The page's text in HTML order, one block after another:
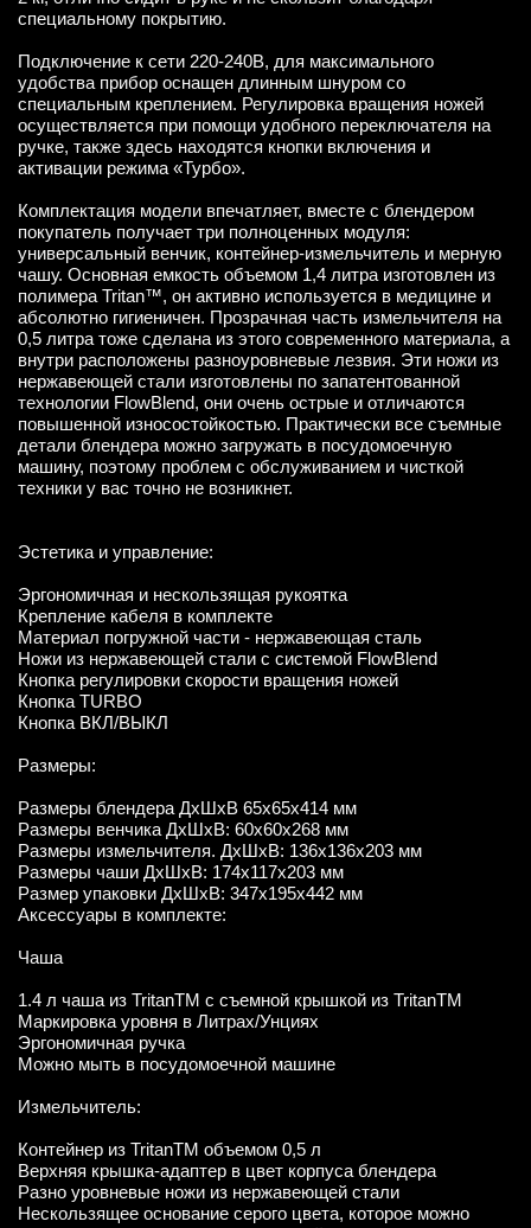
специальному покрытию.
Подключение к сети 220-240В, для максимального
удобства прибор оснащен длинным шнуром со
специальным креплением. Регулировка вращения ножей
осуществляется при помощи удобного переключателя на
ручке, также здесь находятся кнопки включения и
активации режима «Турбо».
Комплектация модели впечатляет, вместе с блендером
покупатель получает три полноценных модуля:
универсальный венчик, контейнер-измельчитель и мерную
чашу. Основная емкость объемом 1,4 литра изготовлен из
полимера Tritan™, он активно используется в медицине и
абсолютно гигиеничен. Прозрачная часть измельчителя на
0,5 литра тоже сделана из этого современного материала, а
внутри расположены разноуровневые лезвия. Эти ножи из
нержавеющей стали изготовлены по запатентованной
технологии FlowBlend, они очень острые и отличаются
повышенной износостойкостью. Практически все съемные
детали блендера можно загружать в посудомоечную
машину, поэтому проблем с обслуживанием и чисткой
техники у вас точно не возникнет.
Эстетика и управление:
Эргономичная и нескользящая рукоятка
Крепление кабеля в комплекте
Материал погружной части - нержавеющая сталь
Ножи из нержавеющей стали с системой FlowBlend
Кнопка регулировки скорости вращения ножей
Кнопка TURBO
Кнопка ВКЛ/ВЫКЛ
Размеры:
Размеры блендера ДxШxВ 65x65x414 мм
Размеры венчика ДxШxВ: 60x60x268 мм
Размеры измельчителя. ДxШxВ: 136x136x203 мм
Размеры чаши ДxШxВ: 174x117x203 мм
Размер упаковки ДxШxВ: 347x195x442 мм
Аксессуары в комплекте:
Чаша
1.4 л чаша из TritanTM с съемной крышкой из TritanTM
Маркировка уровня в Литрах/Унциях
Эргономичная ручка
Можно мыть в посудомоечной машине
Измельчитель:
Контейнер из TritanTM объемом 0,5 л
Верхняя крышка-адаптер в цвет корпуса блендера
Разно уровневые ножи из нержавеющей стали
Нескользящее основание серого цвета, которое можно